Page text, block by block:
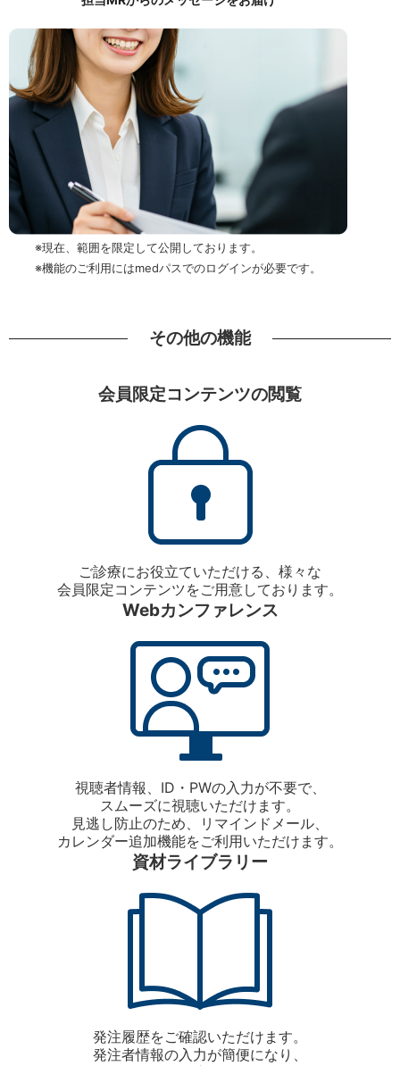
※現在、範囲を限定して公開しております。
※機能のご利用にはmedパスでのログインが必要です。
その他の機能
会員限定コンテンツの閲覧
ご診療にお役立ていただける、様々な
会員限定コンテンツをご用意しております。
Webカンファレンス
視聴者情報、ID・PWの入力が不要で、
スムーズに視聴いただけます。
見逃し防止のため、リマインドメール、
カレンダー追加機能をご利用いただけます。
資材ライブラリー
発注履歴をご確認いただけます。
発注者情報の入力が簡便になり、